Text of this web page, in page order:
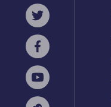
Twitter
Facebook
YouTube